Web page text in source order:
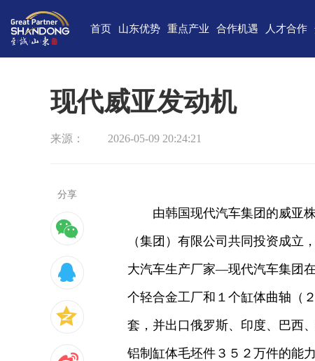
首页 山东优势
独特的区位优势
雄厚的经济基础
完备的产业体系
蓬勃的海洋经济
丰富的人力资源
强大的科技实力
深厚的文化底蕴
宜居的生活环境
重点产业
新一代信息技术 高端装备
新能源 新材料
现代海洋 医养健康
高端化工 现代高效农业
合作机遇
合作项目库
重点外资项目跟踪推进平台
人才合作
人才需求
中国(山
现代威亚发动机
来源： 2026-05-09 20:24:21
由韩国现代汽车集团的威亚
（集团）有限公司共同投资成立
大汽车生产厂家—现代汽车集团
个轻合金工厂和１个缸体曲轴（
套，并出口俄罗斯、印度、巴西
铝制缸体毛坯件３５２万件的能
分享